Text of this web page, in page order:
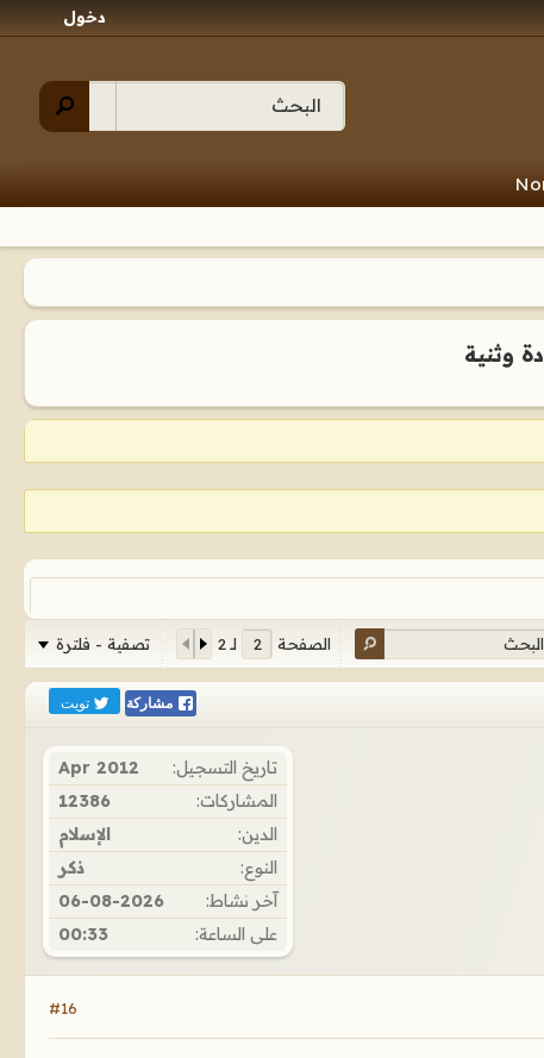
دخول
وثنية
الصفحة لـ2 تصفية - فلترة
مشاركة تويت
تاريخ التسجيل:
Apr 2012
المشاركات:
12386
الدين:
الإسلام
النوع:
ذكر
آخر نشاط:
06-08-2026
على الساعة:
00:33
#16